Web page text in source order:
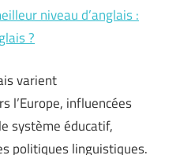
niveau d’anglais :
?
varient
l’Europe, influencées
système éducatif,
politiques linguistiques.